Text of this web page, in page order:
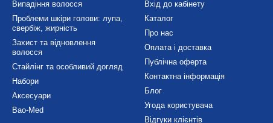
Випадіння волосся
Проблеми шкіри голови: лупа,
свербіж, жирність
Захист та відновлення
волосся
Стайлінг та особливий догляд
Набори
Аксесуари
Bao-Med
Вхід до кабінету
Каталог
Про нас
Оплата і доставка
Публічна оферта
Контактна інформація
Блог
Угода користувача
Відгуки клієнтів